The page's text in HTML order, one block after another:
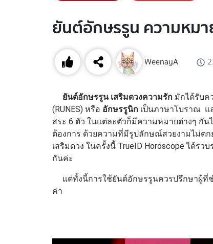
ยันต์อักษรรูน ความหมา
WeenayA
ยันต์อักษรรูน เสริมดวงความรัก มักได้รับค
(RUNES) หรือ อักษรรูนิก เป็นภาษาโบราณ แ
สระ 6 ตัว ในแต่ละตัวก็มีความหมายต่างๆ กัน
ต้องการ ด้วยความที่มีรูปลักษณ์สวยงามไม่ตก
เสริมดวง ในครั้งนี้ TrueID Horoscope ได้
กันค่ะ
แต่ทั้งนี้การใช้ยันต์อักษรรูนควรปรึกษาผู้ที่
ค่า